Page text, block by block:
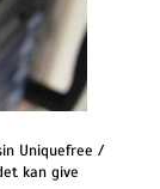
Uniquefree /
kan give